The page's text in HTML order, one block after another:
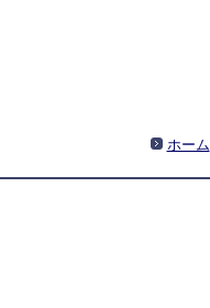
ホーム